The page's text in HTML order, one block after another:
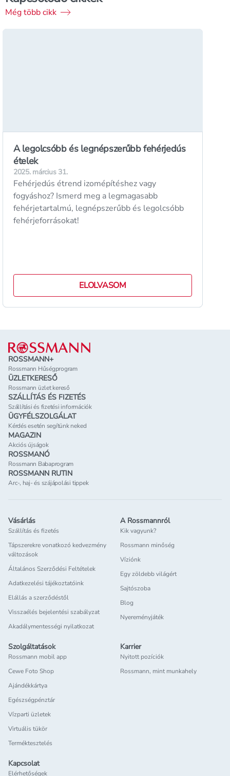
Még több cikk
A legolcsóbb és legnépszerűbb fehérjedús
ételek
2025. március 31.
Fehérjedús étrend izomépítéshez vagy
fogyáshoz? Ismerd meg a legmagasabb
fehérjetartalmú, legnépszerűbb és legolcsóbb
fehérjeforrásokat!
ELOLVASOM
Lábléc
ROSSMANN+
Rossmann Hűségprogram
ÜZLETKERESŐ
Rossmann üzlet kereső
SZÁLLÍTÁS ÉS FIZETÉS
Szállítási és fizetési információk
ÜGYFÉLSZOLGÁLAT
Kérdés esetén segítünk neked
MAGAZIN
Akciós újságok
ROSSMANÓ
Rossmann Babaprogram
ROSSMANN RUTIN
Arc-, haj- és szájápolási tippek
Vásárlás
Szállítás és fizetés
Tápszerekre vonatkozó kedvezmény
változások
Általános Szerződési Feltételek
Adatkezelési tájékoztatóink
Elállás a szerződéstől
Visszaélés bejelentési szabályzat
Akadálymentességi nyilatkozat
A Rossmannról
Kik vagyunk?
Rossmann minőség
Víziónk
Egy zöldebb világért
Sajtószoba
Blog
Nyereményjáték
Szolgáltatások
Rossmann mobil app
Cewe Foto Shop
Ajándékkártya
Egészségpénztár
Vízparti üzletek
Virtuális tükör
Terméktesztelés
Karrier
Nyitott pozíciók
Rossmann, mint munkahely
Kapcsolat
Elérhetőségek